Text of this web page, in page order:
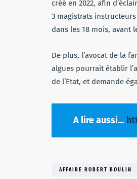
créé en 2022, afin
3 magistrats
dans les 18 mois, avant
De plus, l’avocat de la
algues pourrait établir
de l’Etat, et demande
A lire aussi…
AFFAIRE ROBERT BOULIN